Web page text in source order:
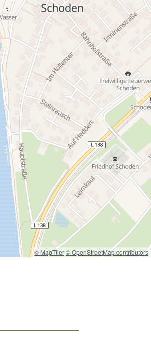
© MapTiler© OpenStreetMap contributors